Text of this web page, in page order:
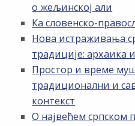
о жељинској али
Ка словенско-
Нова истраживања
традиције: архаика
Простор и време
традиционални и
контекст
О највећем српском